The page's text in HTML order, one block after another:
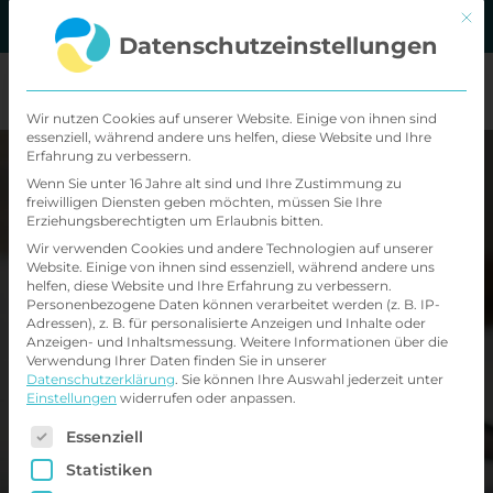
Inhalt
springen
Mit Hypnose
Prüfungsangst
überwinden
Entdecken Sie, wie
Hypnosetherapie bei
Mit
Datenschutzeinstellungen
Wir nutzen Cookies auf unserer Website. Einige von ihnen sind
essenziell, während andere uns helfen, diese Website und Ihre
Erfahrung zu verbessern.
Wenn Sie unter 16 Jahre alt sind und Ihre Zustimmung zu
freiwilligen Diensten geben möchten, müssen Sie Ihre
Erziehungsberechtigten um Erlaubnis bitten.
Wir verwenden Cookies und andere Technologien auf unserer
Website. Einige von ihnen sind essenziell, während andere uns
helfen, diese Website und Ihre Erfahrung zu verbessern.
Personenbezogene Daten können verarbeitet werden (z. B. IP-
Adressen), z. B. für personalisierte Anzeigen und Inhalte oder
Anzeigen- und Inhaltsmessung. Weitere Informationen über die
Verwendung Ihrer Daten finden Sie in unserer
Datenschutzerklärung. Sie können Ihre Auswahl jederzeit unter
Einstellungen widerrufen oder anpassen.
Es folgt eine Liste der Service-Gruppen, für
Essenziell
Statistiken